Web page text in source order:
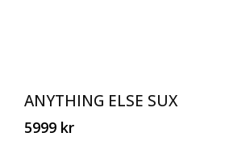
ANYTHING ELSE SUX
5999 kr